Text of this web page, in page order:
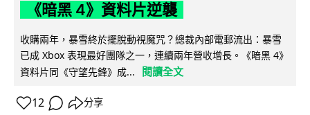
《暗黑 4》資料片逆襲
收購兩年，暴雪終於擺脫動視魔咒？總裁內部電郵流出：暴雪
已成 Xbox 表現最好團隊之一，連續兩年營收增長。《暗黑 4》
資料片同《守望先鋒》成...
閱讀全文
12 分享